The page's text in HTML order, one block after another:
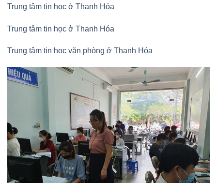
Trung tâm tin học ở Thanh Hóa
Trung tâm tin học ở Thanh Hóa
Trung tâm tin học văn phòng ở Thanh Hóa